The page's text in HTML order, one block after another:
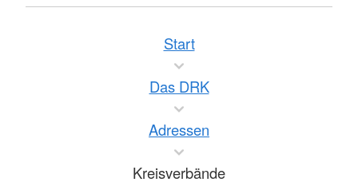
Start
Das DRK
Adressen
Kreisverbände